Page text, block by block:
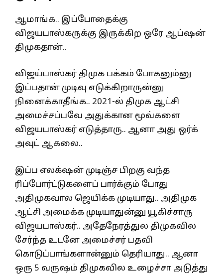
ஆமாங்க.. இப்போதைக்கு
விஜயபாஸ்கருக்கு இருக்கிற ஒரே ஆப்ஷன்
திமுகதான்..
விஜய்பாஸ்கர் திமுக பக்கம் போகனும்னு
இப்பதான் முடிவு எடுக்கிறாருன்னு
நினைக்காதீங்க.. 2021-ல் திமுக ஆட்சி
அமைச்சப்பவே அதுக்கான மூவ்களை
விஜயபாஸ்கர் எடுத்தாரு.. ஆனா அது ஒர்க்
அவுட் ஆகலை..
இப்ப எலக்‌ஷன் முடிஞ்ச பிறகு வந்த
ரிப்போர்ட்டுகளைப் பார்க்கும் போது
அதிமுகவால ஜெயிக்க முடியாது.. அதிமுக
ஆட்சி அமைக்க முடியாதுன்னு யூகிச்சாரு
விஜயபாஸ்கர்.. அதேநேரத்துல திமுகவில
சேர்ந்த உடனே அமைச்சர் பதவி
கொடுப்பாங்களான்னும் தெரியாது.. ஆனா
ஒரு 5 வருஷம் திமுகவில உழைச்சா அடுத்து